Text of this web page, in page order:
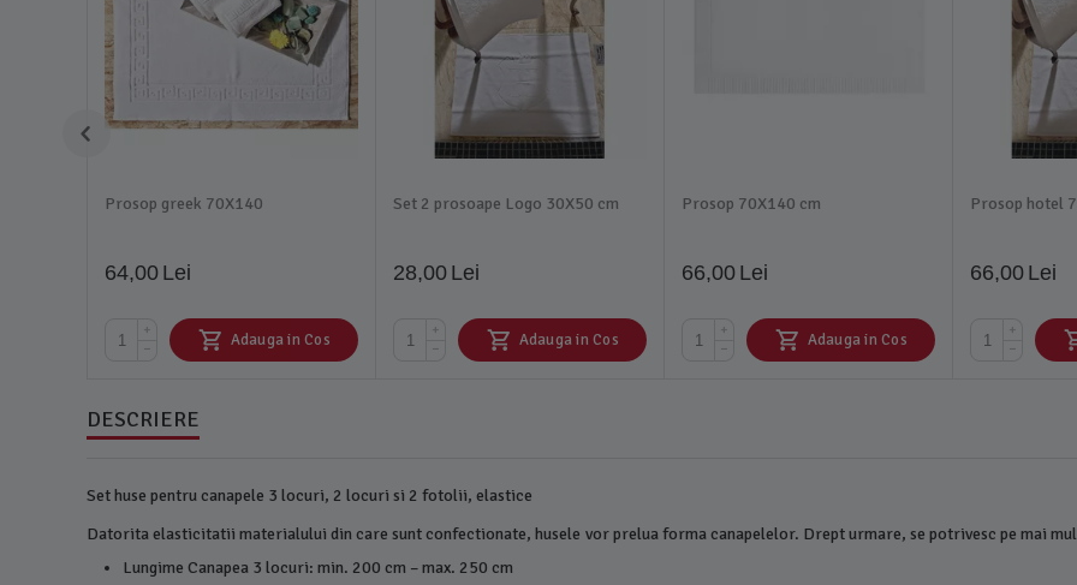
Prosop greek 70X140
64,00 Lei
+
−
Adauga in Cos
Set 2 prosoape Logo 30X50 cm
28,00 Lei
+
−
Adauga in Cos
Prosop 70X140 cm
66,00 Lei
+
−
Adauga in Cos
Prosop hotel
66,00 Lei
+
−
DESCRIERE
Set huse pentru canapele 3 locuri, 2 locuri si 2 fotolii, elastice
Datorita elasticitatii materialului din care sunt confectionate, husele vor prelua forma canapelelor. Drept urmare, se potrivesc pe mai
Lungime Canapea 3 locuri: min. 200 cm – max. 250 cm